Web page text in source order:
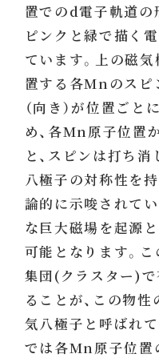
置でのd電子軌道の
ピンクと緑で描く
ています。上の磁
置する各Mnのスピ
（向き）が位置ごと
め、各Mn原子位置
と、スピンは打ち
八極子の対称性を
論的に示唆されて
な巨大磁場を起源
可能となります。
集団(クラスター)
ることが、この物
気八極子と呼ばれ
では各Mn原子位置